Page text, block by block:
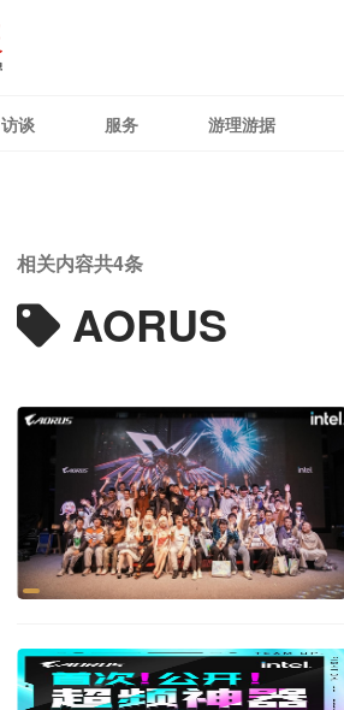
访谈 服务 游理游据
相关内容共4条
AORUS